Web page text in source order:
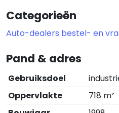
Categorieën
Auto-dealers bestel- en
Pand & adres
Gebruiksdoel
Oppervlakte
718 m²